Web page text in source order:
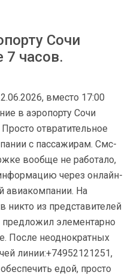
Сочи
7 часов.
вместо 17:00
в аэропорту Сочи
отвратительное
с пассажирам. Смс-
вообще не работало,
через онлайн-
авиакомпании. На
никто из представителей
предложил элементарно
После неоднократных
линии:+74952121251,
едой, просто